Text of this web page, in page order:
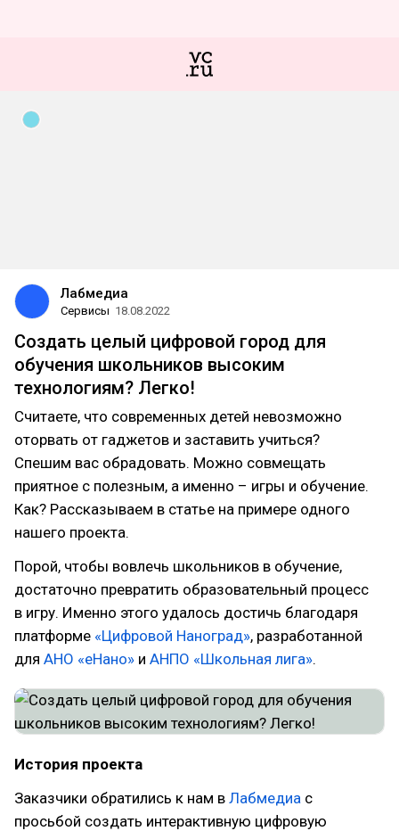
Лабмедиа
Сервисы 18.08.2022
Создать целый цифровой город для
обучения школьников высоким
технологиям? Легко!
Считаете, что современных детей невозможно
оторвать от гаджетов и заставить учиться?
Спешим вас обрадовать. Можно совмещать
приятное с полезным, а именно – игры и обучение.
Как? Рассказываем в статье на примере одного
нашего проекта.
Порой, чтобы вовлечь школьников в обучение,
достаточно превратить образовательный процесс
в игру. Именно этого удалось достичь благодаря
платформе «Цифровой Наноград», разработанной
для АНО «еНано» и АНПО «Школьная лига».
История проекта
Заказчики обратились к нам в Лабмедиа с
просьбой создать интерактивную цифровую